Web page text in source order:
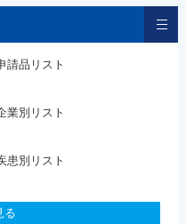
請品リスト
業別リスト
患別リスト
る